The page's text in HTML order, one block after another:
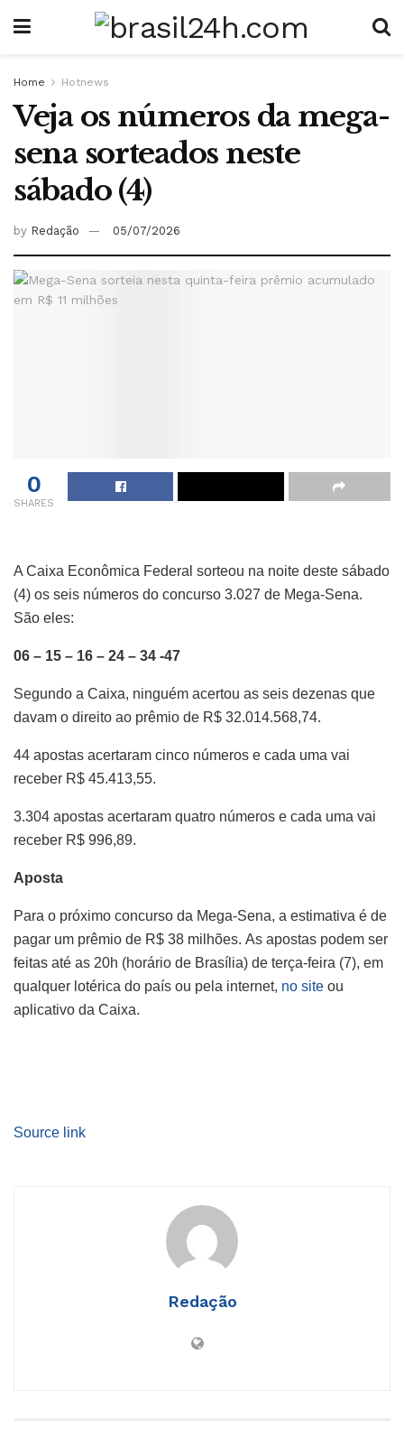
Home Hotnews
Veja os números da mega-
sena sorteados neste
sábado (4)
by Redação 05/07/2026
0
SHARES
A Caixa Econômica Federal sorteou na noite deste sábado
(4) os seis números do concurso 3.027 de Mega-Sena.
São eles:
06 – 15 – 16 – 24 – 34 -47
Segundo a Caixa, ninguém acertou as seis dezenas que
davam o direito ao prêmio de R$ 32.014.568,74.
44 apostas acertaram cinco números e cada uma vai
receber R$ 45.413,55.
3.304 apostas acertaram quatro números e cada uma vai
receber R$ 996,89.
Aposta
Para o próximo concurso da Mega-Sena, a estimativa é de
pagar um prêmio de R$ 38 milhões. As apostas podem ser
feitas até as 20h (horário de Brasília) de terça-feira (7), em
qualquer lotérica do país ou pela internet, no site ou
aplicativo da Caixa.
Source link
Redação